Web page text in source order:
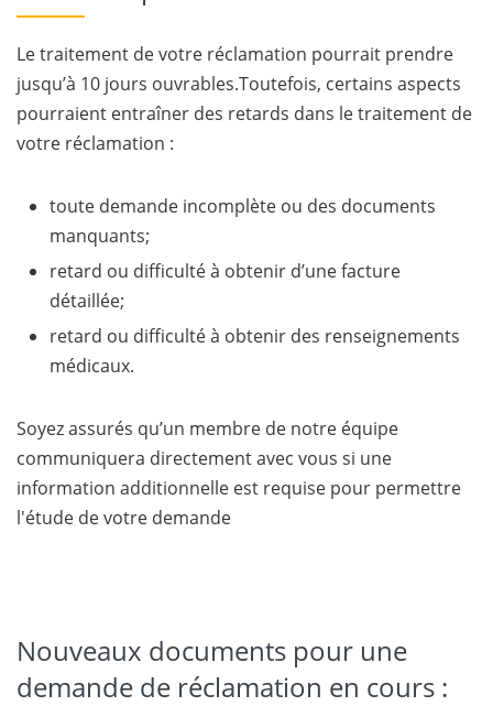
Le traitement de votre réclamation pourrait prendre
jusqu’à 10 jours ouvrables.Toutefois, certains aspects
pourraient entraîner des retards dans le traitement de
votre réclamation :
toute demande incomplète ou des documents
manquants;
retard ou difficulté à obtenir d’une facture
détaillée;
retard ou difficulté à obtenir des renseignements
médicaux.
Soyez assurés qu’un membre de notre équipe
communiquera directement avec vous si une
information additionnelle est requise pour permettre
l'étude de votre demande
Nouveaux documents pour une
demande de réclamation en cours :